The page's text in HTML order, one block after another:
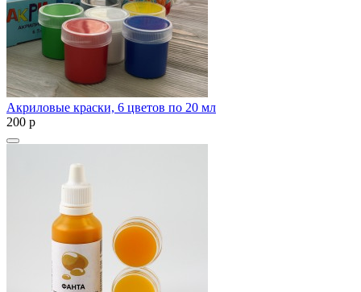
Акриловые краски, 6 цветов по 20 мл
200 p